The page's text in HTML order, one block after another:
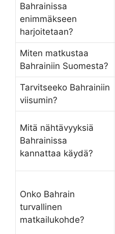
Bahrainissa
enimmäkseen
harjoitetaan?
Miten matkustaa
Bahrainiin Suomesta?
Tarvitseeko Bahrainiin
viisumin?
Mitä nähtävyyksiä
Bahrainissa
kannattaa käydä?
Onko Bahrain
turvallinen
matkailukohde?